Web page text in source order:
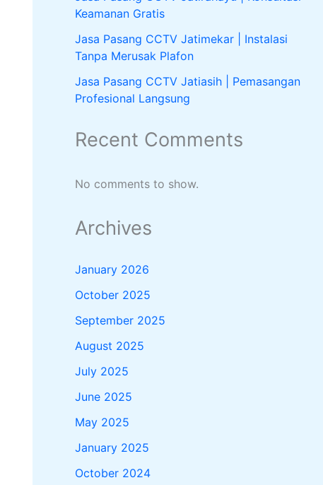
Keamanan Gratis
Jasa Pasang CCTV Jatimekar | Instalasi
Tanpa Merusak Plafon
Jasa Pasang CCTV Jatiasih | Pemasangan
Profesional Langsung
Recent Comments
No comments to show.
Archives
January 2026
October 2025
September 2025
August 2025
July 2025
June 2025
May 2025
January 2025
October 2024